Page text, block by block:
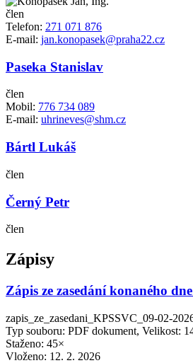
člen
Telefon: 271 071 876
E-mail: jan.konopasek@praha22.cz
Paseka Stanislav
člen
Mobil: 776 734 089
E-mail: uhrineves@shm.cz
Bártl Lukáš
člen
Černý Petr
člen
Zápisy
Zápis ze zasedání konaného
zapis_ze_zasedani_KPSSVC_09-02-
Typ souboru: PDF dokument, Velikost:
Staženo: 45×
Vloženo: 12. 2. 2026